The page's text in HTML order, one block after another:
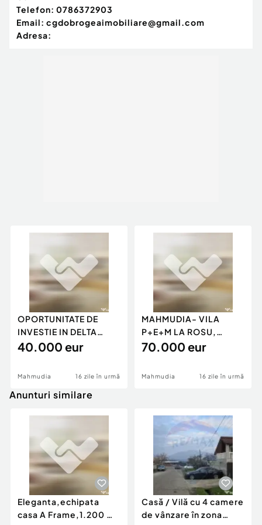
Telefon: 0786372903
Email: cgdobrogeaimobiliare@gmail.com
Adresa:
OPORTUNITATE DE
INVESTIE IN DELTA
DUNARII-TEREN
40.000 eur
Mahmudia 16 zile în urmă
MAHMUDIA- VILA
P+E+M LA ROSU,
TEREN 1250 MP
70.000 eur
Mahmudia 16 zile în urmă
Anunturi similare
Eleganta,echipata
casa A Frame,1.200 mp
Casă / Vilă cu 4 camere
de vânzare în zona